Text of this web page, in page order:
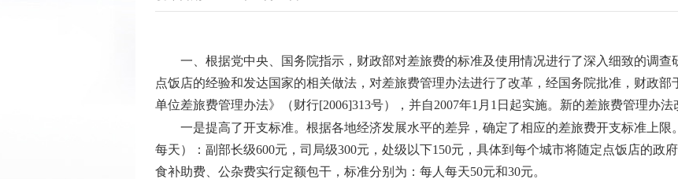
一、根据党中央、国务院指示，财政部对差旅费的标准及使用情况进行了深入细致的调查
点饭店的经验和发达国家的相关做法，对差旅费管理办法进行了改革，经国务院批准，财政部
单位差旅费管理办法》（财行[2006]313号），并自2007年1月1日起实施。新的差旅费管理办法
一是提高了开支标准。根据各地经济发展水平的差异，确定了相应的差旅费开支标准上限
每天）：副部长级600元，司局级300元，处级以下150元，具体到每个城市将随定点饭店的政
食补助费、公杂费实行定额包干，标准分别为：每人每天50元和30元。